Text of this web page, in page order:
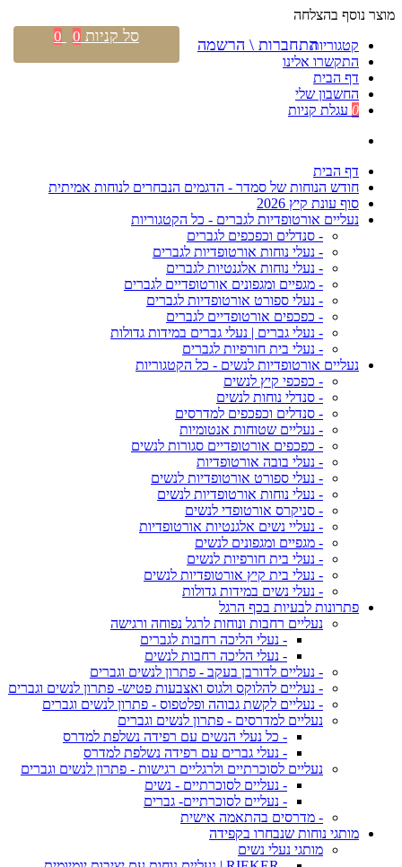
מוצר נוסף בהצלחה
קטגוריות
התקשרו אלינו
דף הבית
החשבון שלי
0 עגלת קניות
דף הבית
חודש הנוחות של סמדר - הדגמים הנבחרים לנוחות אמיתית
סוף עונת קיץ 2026
נעליים אורטופדיות לגברים - כל הקטגוריות
- סנדלים וכפכפים לגברים
- נעלי נוחות אורטופדיות לגברים
- נעלי נוחות אלגנטיות לגברים
- מגפיים ומגפונים אורטופדיים לגברים
- נעלי ספורט אורטופדיות לגברים
- כפכפים אורטופדיים לגברים
- נעלי גברים | נעלי גברים במידות גדולות
- נעלי בית חורפיות לגברים
נעליים אורטופדיות לנשים - כל הקטגוריות
- כפכפי קיץ לנשים
- סנדלי נוחות לנשים
- סנדלים וכפכפים למדרסים
- נעליים שטוחות אנטומיות
- כפכפים אורטופדיים סגורות לנשים
- נעלי בובה אורטופדיות
- נעלי ספורט אורטופדיות לנשים
- נעלי נוחות אורטופדיות לנשים
- סניקרס אורטופדי לנשים
- נעליי נשים אלגנטיות אורטופדיות
- מגפיים ומגפונים לנשים
- נעלי בית חורפיות לנשים
- נעלי בית קיץ אורטופדיות לנשים
- נעלי נשים במידות גדולות
פתרונות לבעיות בכף הרגל
נעליים רחבות ונוחות לרגל נפוחה ורגישה
- נעלי הליכה רחבות לגברים
- נעלי הליכה רחבות לנשים
- נעליים לדורבן בעקב - פתרון לנשים וגברים
- נעליים להלוקס ולגוס ואצבעות פטיש- פתרון לנשים וגברים
- נעליים לקשת גבוהה ופלטפוס - פתרון לנשים וגברים
נעליים למדרסים - פתרון לנשים וגברים
- כל נעלי הנשים עם רפידה נשלפת למדרס
- נעלי גברים עם רפידה נשלפת למדרס
נעליים לסוכרתיים ולרגליים רגישות - פתרון לנשים וגברים
- נעליים לסוכרתיים - נשים
- נעליים לסוכרתיים- גברים
- מדרסים בהתאמה אישית
מותגי נוחות שנבחרו בקפידה
מותגי נעלי נשים
התחברות \ הרשמה סל קניות 0
0